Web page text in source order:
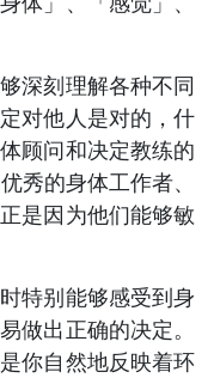
深刻理解各种不同
对他人是对的，什
顾问和决定教练的
秀的身体工作者、
是因为他们能够敏
特别能够感受到身
做出正确的决定。
你自然地反映着环